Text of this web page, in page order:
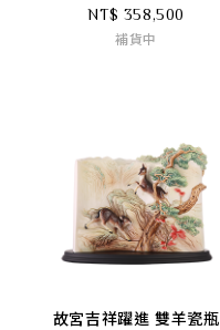
NT$ 358,500
補貨中
故宮吉祥躍進 雙羊瓷瓶